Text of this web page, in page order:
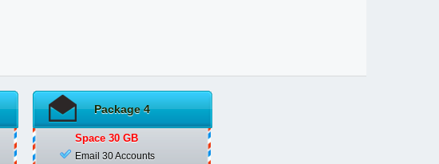
Package 4
Space 30 GB
Email 30 Accounts